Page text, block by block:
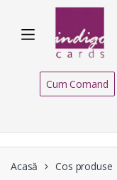
navigation
content
Cum Comand
Acasă Cos produse